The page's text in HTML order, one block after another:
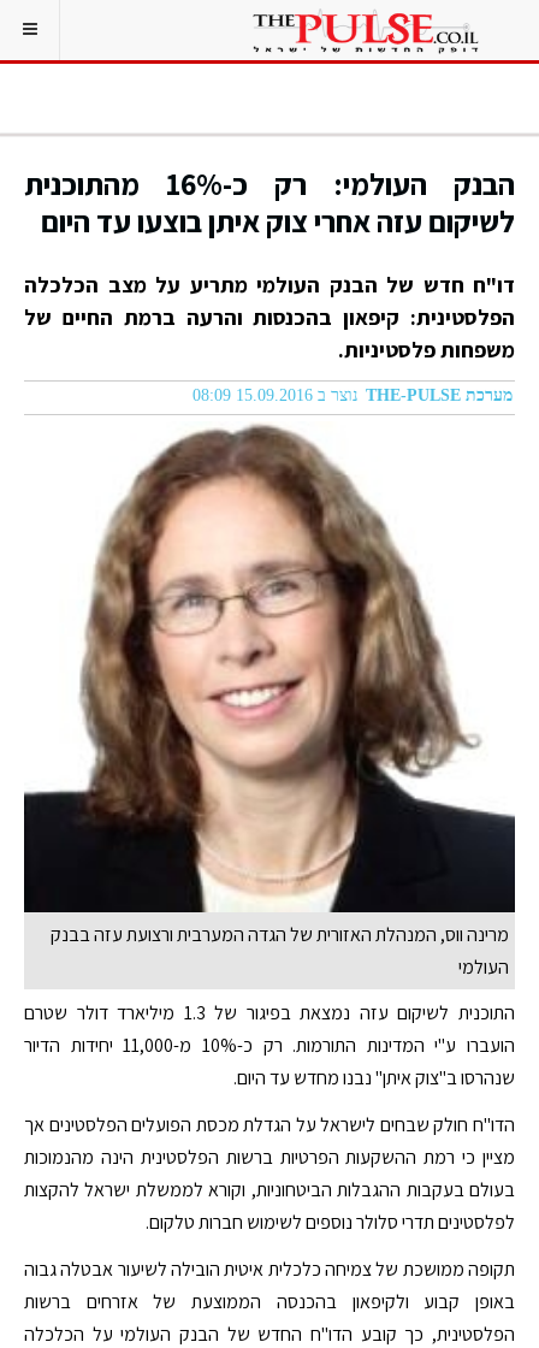
הבנק העולמי: רק כ-16% מהתוכנית
לשיקום עזה אחרי צוק איתן בוצעו עד היום
דו"ח חדש של הבנק העולמי מתריע על מצב הכלכלה
הפלסטינית: קיפאון בהכנסות והרעה ברמת החיים של
משפחות פלסטיניות.
מערכת THE-PULSE נוצר ב 15.09.2016 08:09
מרינה ווס, המנהלת האזורית של הגדה המערבית ורצועת עזה בבנק
העולמי
התוכנית לשיקום עזה נמצאת בפיגור של 1.3 מיליארד דולר שטרם
הועברו ע"י המדינות התורמות. רק כ-10% מ-11,000 יחידות הדיור
שנהרסו ב"צוק איתן" נבנו מחדש עד היום.
הדו"ח חולק שבחים לישראל על הגדלת מכסת הפועלים הפלסטינים אך
מציין כי רמת ההשקעות הפרטיות ברשות הפלסטינית הינה מהנמוכות
בעולם בעקבות ההגבלות הביטחוניות, וקורא לממשלת ישראל להקצות
לפלסטינים תדרי סלולר נוספים לשימוש חברות טלקום.
תקופה ממושכת של צמיחה כלכלית איטית הובילה לשיעור אבטלה גבוה
באופן קבוע ולקיפאון בהכנסה הממוצעת של אזרחים ברשות
הפלסטינית, כך קובע הדו"ח החדש של הבנק העולמי על הכלכלה